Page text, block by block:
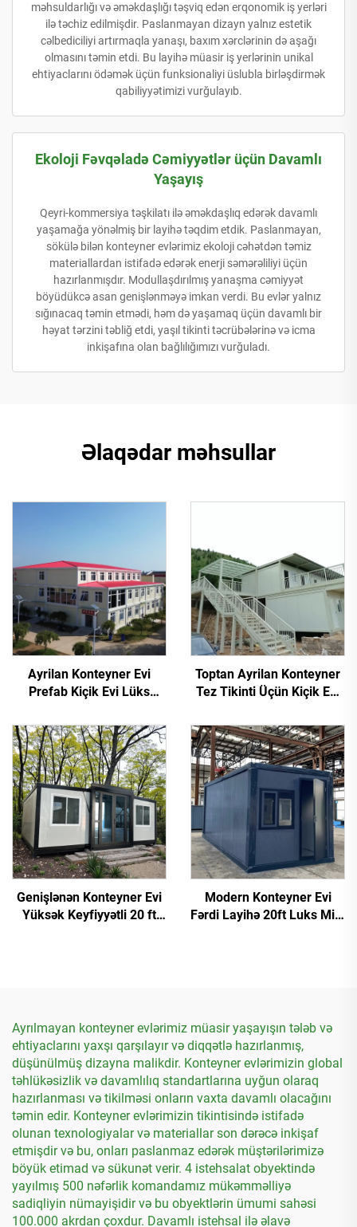
məhsuldarlığı və əməkdaşlığı təşviq edən erqonomik iş yerləri
ilə təchiz edilmişdir. Paslanmayan dizayn yalnız estetik
cəlbediciliyi artırmaqla yanaşı, baxım xərclərinin də aşağı
olmasını təmin etdi. Bu layihə müasir iş yerlərinin unikal
ehtiyaclarını ödəmək üçün funksionaliyi üslubla birləşdirmək
qabiliyyətimizi vurğulayıb.
Ekoloji Fəvqəladə Cəmiyyətlər üçün Davamlı
Yaşayış
Qeyri-kommersiya təşkilatı ilə əməkdaşlıq edərək davamlı
yaşamağa yönəlmiş bir layihə təqdim etdik. Paslanmayan,
sökülə bilən konteyner evlərimiz ekoloji cəhətdən təmiz
materiallardan istifadə edərək enerji səmərəliliyi üçün
hazırlanmışdır. Modullaşdırılmış yanaşma cəmiyyət
böyüdükcə asan genişlənməyə imkan verdi. Bu evlər yalnız
sığınacaq təmin etmədi, həm də yaşamaq üçün davamlı bir
həyat tərzini təbliğ etdi, yaşıl tikinti təcrübələrinə və icma
inkişafına olan bağlılığımızı vurğuladı.
Əlaqədar məhsullar
Ayrilan Konteyner Evi
Prefab Kiçik Evi Lüks
Məktəb
Toptan Ayrilan Konteyner
Tez Tikinti Üçün Kiçik Evi
Konteyner Evi
Genişlənən Konteyner Evi
Yüksək Keyfiyyətli 20 ft
Modern Konteyner Evi
Fərdi Layihə 20ft Luks Mini
Ayrılmayan konteyner evlərimiz müasir yaşayışın tələb və
ehtiyaclarını yaxşı qarşılayır və diqqətlə hazırlanmış,
düşünülmüş dizayna malikdir. Konteyner evlərimizin global
təhlükəsizlik və davamlılıq standartlarına uyğun olaraq
hazırlanması və tikilməsi onların vaxta davamlı olacağını
təmin edir. Konteyner evlərimizin tikintisində istifadə
olunan texnologiyalar və materiallar son dərəcə inkişaf
etmişdir və bu, onları paslanmaz edərək müştərilərimizə
böyük etimad və sükunət verir. 4 istehsalat obyektində
yayılmış 500 nəfərlik komandamız mükəmməlliyə
sadiqliyin nümayişidir və bu obyektlərin ümumi sahəsi
100.000 akrdan çoxdur. Davamlı istehsal ilə əlavə